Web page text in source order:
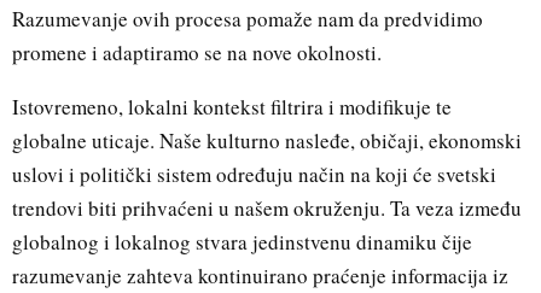
Razumevanje ovih procesa pomaže nam da predvidimo
promene i adaptiramo se na nove okolnosti.
Istovremeno, lokalni kontekst filtrira i modifikuje te
globalne uticaje. Naše kulturno nasleđe, običaji, ekonomski
uslovi i politički sistem određuju način na koji će svetski
trendovi biti prihvaćeni u našem okruženju. Ta veza između
globalnog i lokalnog stvara jedinstvenu dinamiku čije
razumevanje zahteva kontinuirano praćenje informacija iz